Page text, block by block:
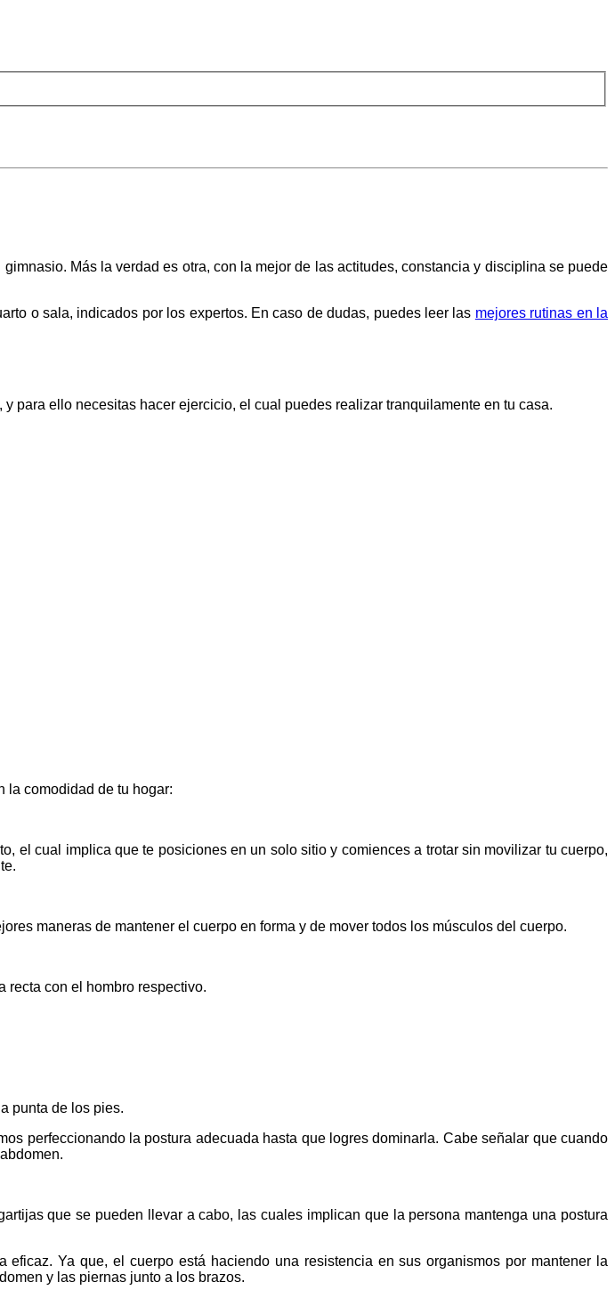
Más la verdad es otra, con la mejor de las actitudes, constancia y disciplina se puede
o sala, indicados por los expertos. En caso de dudas, puedes leer las mejores rutinas en la
para ello necesitas hacer ejercicio, el cual puedes realizar tranquilamente en tu casa.
la comodidad de tu hogar:
el cual implica que te posiciones en un solo sitio y comiences a trotar sin movilizar tu cuerpo,
maneras de mantener el cuerpo en forma y de mover todos los músculos del cuerpo.
recta con el hombro respectivo.
punta de los pies.
perfeccionando la postura adecuada hasta que logres dominarla. Cabe señalar que cuando
que se pueden llevar a cabo, las cuales implican que la persona mantenga una postura
Ya que, el cuerpo está haciendo una resistencia en sus organismos por mantener la
y las piernas junto a los brazos.